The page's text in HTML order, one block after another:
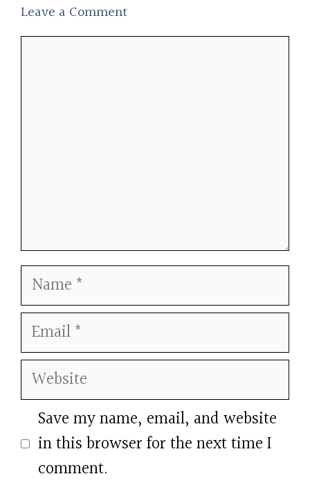
Leave a Comment
Name
Email
Website
Save my name, email, and website
in this browser for the next time I
comment.